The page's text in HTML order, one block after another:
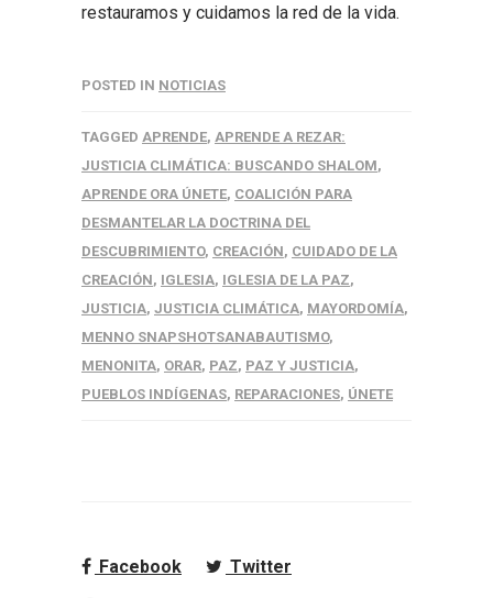
restauramos y cuidamos la red de la vida.
POSTED IN NOTICIAS
TAGGED APRENDE, APRENDE A REZAR:
JUSTICIA CLIMÁTICA: BUSCANDO SHALOM,
APRENDE ORA ÚNETE, COALICIÓN PARA
DESMANTELAR LA DOCTRINA DEL
DESCUBRIMIENTO, CREACIÓN, CUIDADO DE LA
CREACIÓN, IGLESIA, IGLESIA DE LA PAZ,
JUSTICIA, JUSTICIA CLIMÁTICA, MAYORDOMÍA,
MENNO SNAPSHOTSANABAUTISMO,
MENONITA, ORAR, PAZ, PAZ Y JUSTICIA,
PUEBLOS INDÍGENAS, REPARACIONES, ÚNETE
Facebook
Twitter